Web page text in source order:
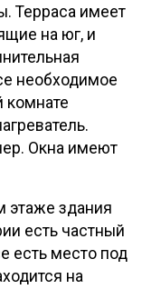
Терраса имеет
на юг, и
необходимое
комнате
Окна имеют
этаже здания
есть частный
есть место под
на